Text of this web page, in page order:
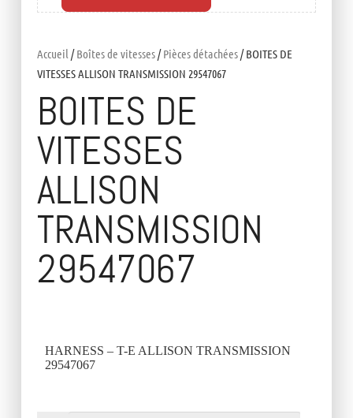
Accueil /Boîtes de vitesses/Pièces détachées/ BOITES DE
VITESSES ALLISON TRANSMISSION 29547067
BOITES DE
VITESSES
ALLISON
TRANSMISSION
29547067
HARNESS – T-E ALLISON TRANSMISSION
29547067